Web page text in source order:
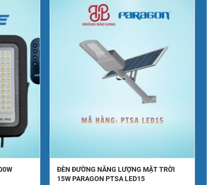
ĐÈN ĐƯỜNG NĂNG LƯỢNG MẶT TRỜI
15W PARAGON PTSA LED15